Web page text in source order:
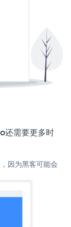
需要更多时
因为黑客可能会